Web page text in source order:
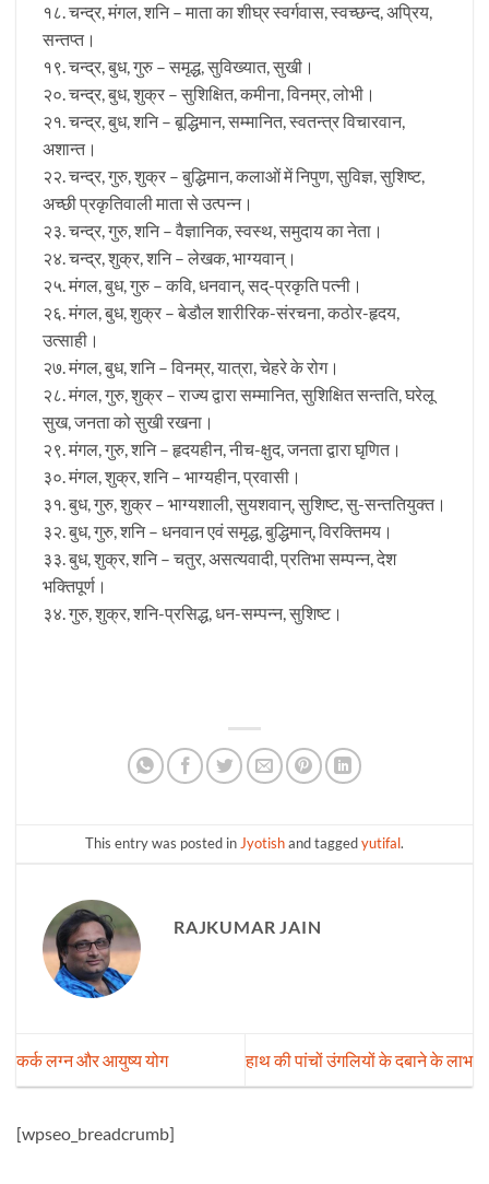
१८. चन्द्र, मंगल, शनि – माता का शीघ्र स्वर्गवास, स्वच्छन्द, अप्रिय,
सन्तप्त।
१९. चन्द्र, बुध, गुरु – समृद्ध, सुविख्यात, सुखी।
२०. चन्द्र, बुध, शुक्र – सुशिक्षित, कमीना, विनम्र, लोभी।
२१. चन्द्र, बुध, शनि – बूद्धिमान, सम्मानित, स्वतन्त्र विचारवान,
अशान्त।
२२. चन्द्र, गुरु, शुक्र – बुद्धिमान, कलाओं में निपुण, सुविज्ञ, सुशिष्ट,
अच्छी प्रकृतिवाली माता से उत्पन्न।
२३. चन्द्र, गुरु, शनि – वैज्ञानिक, स्वस्थ, समुदाय का नेता।
२४. चन्द्र, शुक्र, शनि – लेखक, भाग्यवान्।
२५. मंगल, बुध, गुरु – कवि, धनवान्, सद्-प्रकृति पत्नी।
२६. मंगल, बुध, शुक्र – बेडौल शारीरिक-संरचना, कठोर-हृदय,
उत्साही।
२७. मंगल, बुध, शनि – विनम्र, यात्रा, चेहरे के रोग।
२८. मंगल, गुरु, शुक्र – राज्य द्वारा सम्मानित, सुशिक्षित सन्तति, घरेलू
सुख, जनता को सुखी रखना।
२९. मंगल, गुरु, शनि – हृदयहीन, नीच-क्षुद, जनता द्वारा घृणित।
३०. मंगल, शुक्र, शनि – भाग्यहीन, प्रवासी।
३१. बुध, गुरु, शुक्र – भाग्यशाली, सुयशवान्, सुशिष्ट, सु-सन्ततियुक्त।
३२. बुध, गुरु, शनि – धनवान एवं समृद्ध, बुद्धिमान्, विरक्तिमय।
३३. बुध, शुक्र, शनि – चतुर, असत्यवादी, प्रतिभा सम्पन्न, देश
भक्तिपूर्ण।
३४. गुरु, शुक्र, शनि-प्रसिद्ध, धन-सम्पन्न, सुशिष्ट।
This entry was posted inJyotishand taggedyutifal.
RAJKUMAR JAIN
कर्क लग्न और आयुष्य योग हाथ की पांचों उंगलियों के दबाने के लाभ
[wpseo_breadcrumb]